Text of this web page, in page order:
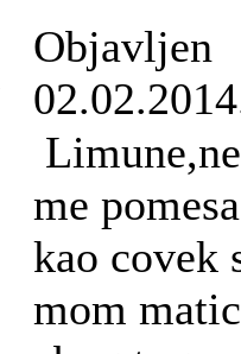
Objavljen
me
kao covek
mom